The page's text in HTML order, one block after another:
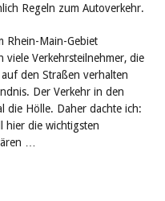
Regeln zum Autoverkehr.
Rhein-Main-Gebiet
Verkehrsteilnehmer, die
den Straßen verhalten
Der Verkehr in den
die Hölle. Daher dachte ich:
hier die wichtigsten
…